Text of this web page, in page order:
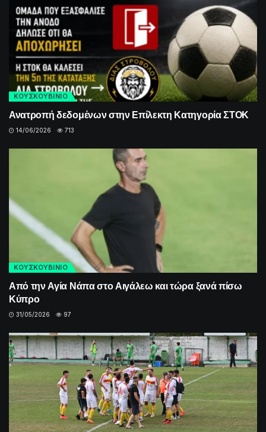
ΚΟΥΣΚΟΥΒΙΝΙΟ
Ανατροπή δεδομένων στην Επίλεκτη Κατηγορία ΣΤΟΚ
14/06/2026 713
ΚΟΥΣΚΟΥΒΙΝΙΟ
Από την Αγία Νάπα στο Αιγάλεω και τώρα ξανά πίσω
Κύπρο
31/05/2026 97